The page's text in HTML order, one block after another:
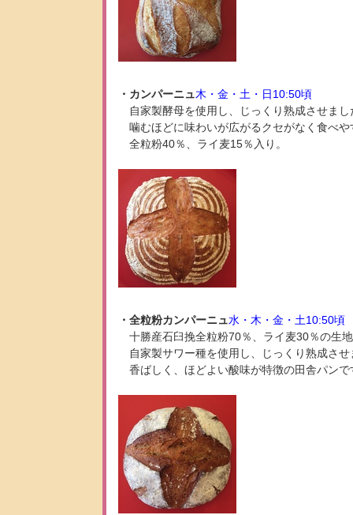
・カンパーニュ木・金・土・日10:50頃
自家製酵母を使用し、じっくり熟成させまし
噛むほどに味わいが広がるクセがなく食べや
全粒粉40％、ライ麦15％入り。
・全粒粉カンパーニュ水・木・金・土10:50頃
十勝産石臼挽全粒粉70％、ライ麦30％の生
自家製サワー種を使用し、じっくり熟成させ
香ばしく、ほどよい酸味が特徴の田舎パンで